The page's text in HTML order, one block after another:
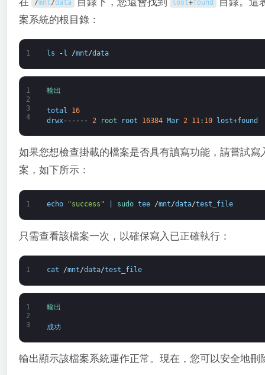
/mnt/data lost+found
案系統的根目錄：
1 ls - l /mnt/data
1
2
3
4
輸出
total
16
drwx------ 2 root root 16384 Mar 2 11 : 10 lost+found
如果您想檢查掛載的檔案是否具有讀寫功能，請嘗試寫
案，如下所示：
1 echo "success" sudo tee /mnt/data/test_file
只需查看該檔案一次，以確保寫入已正確執行：
1 cat /mnt/data/test_file
1
2
3
輸出
成功
輸出顯示該檔案系統運作正常。現在，您可以安全地刪